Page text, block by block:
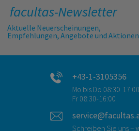
facultas-Newsletter
Aktuelle Neuerscheinungen,
Empfehlungen, Angebote und Aktionen
+43-1-3105356
Mo bis Do 08:30-17:00
Fr 08:30-16:00
Schreiben Sie uns –